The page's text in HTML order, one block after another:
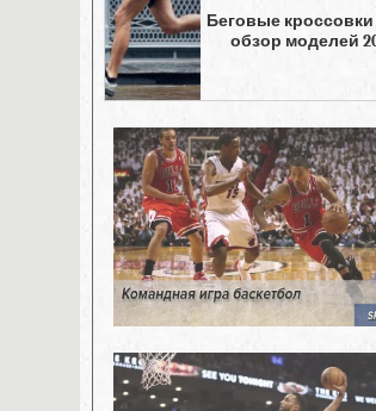
Беговые кроссовки
обзор моделей